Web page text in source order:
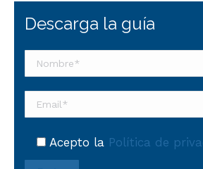
Descarga la guía
Acepto la Política de